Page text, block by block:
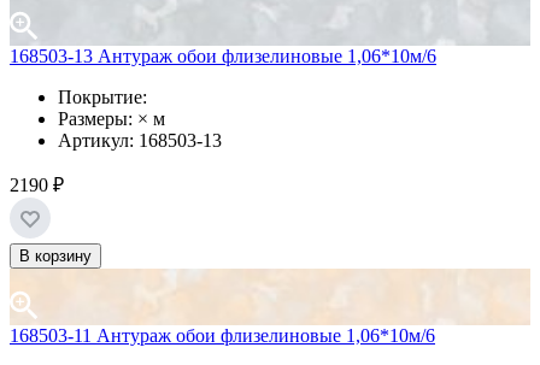
168503-13 Антураж обои флизелиновые 1,06*10м/6
Покрытие:
Размеры: × м
Артикул: 168503-13
2190 ₽
В корзину
168503-11 Антураж обои флизелиновые 1,06*10м/6